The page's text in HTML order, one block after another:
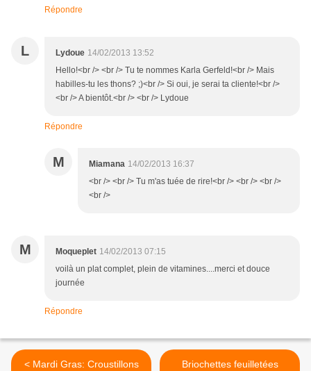
Répondre
L Lydoue 14/02/2013 13:52
Hello!<br /> <br /> Tu te nommes Karla Gerfeld!<br /> Mais
habilles-tu les thons? ;)<br /> Si oui, je serai ta cliente!<br />
<br /> A bientôt.<br /> <br /> Lydoue
Répondre
M Miamana 14/02/2013 16:37
<br /> <br /> Tu m'as tuée de rire!<br /> <br /> <br />
<br />
M Moqueplet 14/02/2013 07:15
voilà un plat complet, plein de vitamines....merci et douce
journée
Répondre
< Mardi Gras: Croustillons
Briochettes feuilletées